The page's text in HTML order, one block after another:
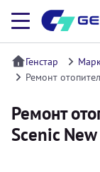
Генстар
Ремонт
Ремонт
Scenic New